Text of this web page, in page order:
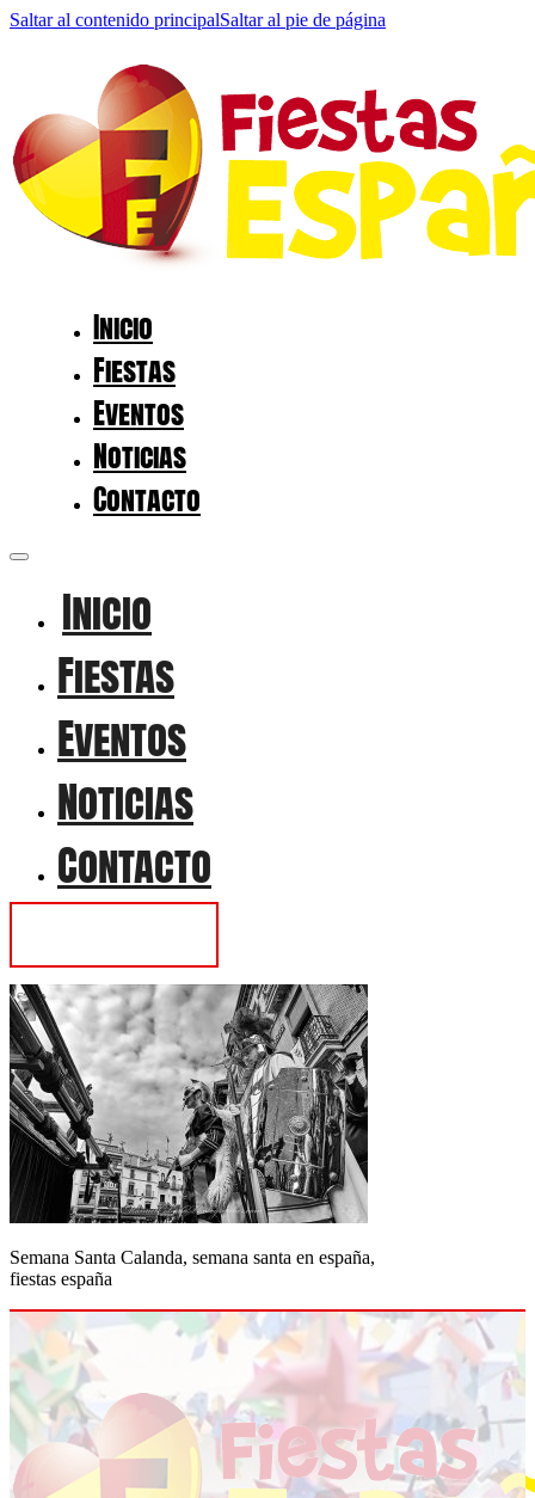
Saltar al contenido principalSaltar al pie de página
Inicio
Fiestas
Eventos
Noticias
Contacto
Inicio
Fiestas
Eventos
Noticias
Contacto
Semana Santa Calanda, semana santa en españa,
fiestas españa